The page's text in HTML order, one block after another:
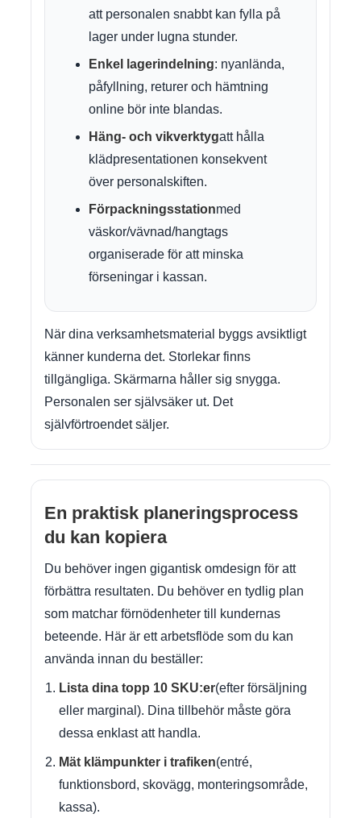
att personalen snabbt kan fylla på
lager under lugna stunder.
Enkel lagerindelning: nyanlända,
påfyllning, returer och hämtning
online bör inte blandas.
Häng- och vikverktygatt hålla
klädpresentationen konsekvent
över personalskiften.
Förpackningsstationmed
väskor/vävnad/hangtags
organiserade för att minska
förseningar i kassan.
När dina verksamhetsmaterial byggs avsiktligt
känner kunderna det. Storlekar finns
tillgängliga. Skärmarna håller sig snygga.
Personalen ser självsäker ut. Det
självförtroendet säljer.
En praktisk planeringsprocess
du kan kopiera
Du behöver ingen gigantisk omdesign för att
förbättra resultaten. Du behöver en tydlig plan
som matchar förnödenheter till kundernas
beteende. Här är ett arbetsflöde som du kan
använda innan du beställer:
Lista dina topp 10 SKU:er(efter försäljning
eller marginal). Dina tillbehör måste göra
dessa enklast att handla.
Mät klämpunkter i trafiken(entré,
funktionsbord, skovägg, monteringsområde,
kassa).